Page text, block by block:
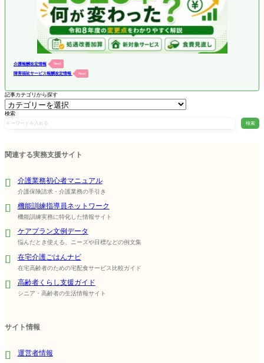
介護報酬改定情報 New!
障害福祉サービス報酬改定情報 New!
記事カテゴリから探す
検索
検索
関連する実務支援サイト
介護業務初心者マニュアル
介護保険請求・介護業務の手引き
機能訓練指導員ネットワーク
機能訓練実務に特化した情報サイト
ケアプラン文例データ
悩んだとき使える、ニーズや目標などの例文集
在宅介護ごはんナビ
在宅高齢者のための宅配食サービス比較ガイド
高齢者くらし支援ガイド
シニア・高齢者の生活情報サイト
サイト情報
運営者情報